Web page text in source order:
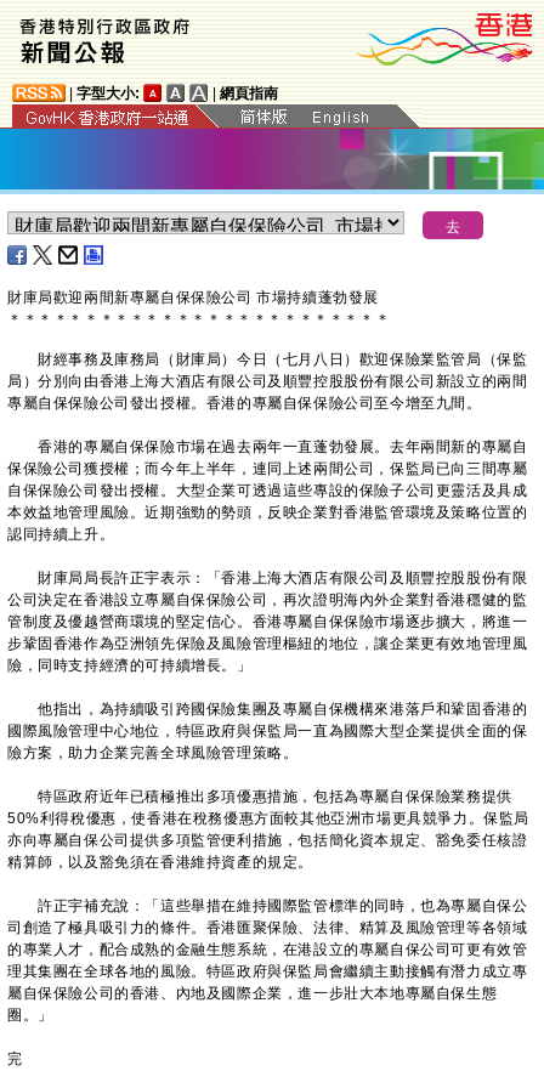
字型大小: 網頁指南
財庫局歡迎兩間新專屬自保保險公司 市場持續蓬勃發展
＊ ＊ ＊ ＊ ＊ ＊ ＊ ＊ ＊ ＊ ＊ ＊ ＊ ＊ ＊ ＊ ＊ ＊ ＊ ＊ ＊ ＊ ＊ ＊ ＊
財經事務及庫務局（財庫局）今日（七月八日）歡迎保險業監管局（保監
局）分別向由香港上海大酒店有限公司及順豐控股股份有限公司新設立的兩間
專屬自保保險公司發出授權。香港的專屬自保保險公司至今增至九間。
香港的專屬自保保險市場在過去兩年一直蓬勃發展。去年兩間新的專屬自
保保險公司獲授權；而今年上半年，連同上述兩間公司，保監局已向三間專屬
自保保險公司發出授權。大型企業可透過這些專設的保險子公司更靈活及具成
本效益地管理風險。近期強勁的勢頭，反映企業對香港監管環境及策略位置的
認同持續上升。
財庫局局長許正宇表示：「香港上海大酒店有限公司及順豐控股股份有限
公司決定在香港設立專屬自保保險公司，再次證明海內外企業對香港穩健的監
管制度及優越營商環境的堅定信心。香港專屬自保保險巿場逐步擴大，將進一
步鞏固香港作為亞洲領先保險及風險管理樞紐的地位，讓企業更有效地管理風
險，同時支持經濟的可持續增長。」
他指出，為持續吸引跨國保險集團及專屬自保機構來港落戶和鞏固香港的
國際風險管理中心地位，特區政府與保監局一直為國際大型企業提供全面的保
險方案，助力企業完善全球風險管理策略。
特區政府近年已積極推出多項優惠措施，包括為專屬自保保險業務提供
50%利得稅優惠，使香港在稅務優惠方面較其他亞洲市場更具競爭力。保監局
亦向專屬自保公司提供多項監管便利措施，包括簡化資本規定、豁免委任核證
精算師，以及豁免須在香港維持資產的規定。
許正宇補充說：「這些舉措在維持國際監管標準的同時，也為專屬自保公
司創造了極具吸引力的條件。香港匯聚保險、法律、精算及風險管理等各領域
的專業人才，配合成熟的金融生態系統，在港設立的專屬自保公司可更有效管
理其集團在全球各地的風險。特區政府與保監局會繼續主動接觸有潛力成立專
屬自保保險公司的香港、內地及國際企業，進一步壯大本地專屬自保生態
圈。」
完